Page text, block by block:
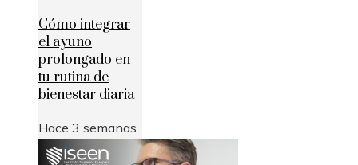
Cómo integrar
el ayuno
prolongado en
tu rutina de
bienestar diaria
Hace 3 semanas